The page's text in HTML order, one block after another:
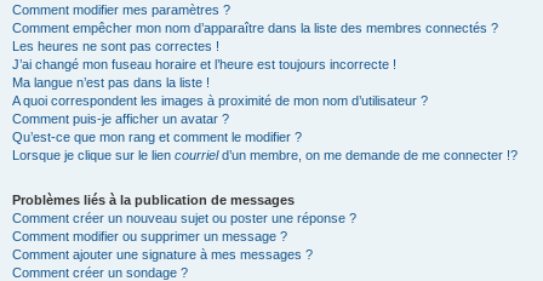
Comment modifier mes paramètres ?
Comment empêcher mon nom d’apparaître dans la liste des membres connectés ?
Les heures ne sont pas correctes !
J’ai changé mon fuseau horaire et l’heure est toujours incorrecte !
Ma langue n’est pas dans la liste !
A quoi correspondent les images à proximité de mon nom d’utilisateur ?
Comment puis-je afficher un avatar ?
Qu’est-ce que mon rang et comment le modifier ?
Lorsque je clique sur le lien courrield’un membre, on me demande de me connecter !?
Problèmes liés à la publication de messages
Comment créer un nouveau sujet ou poster une réponse ?
Comment modifier ou supprimer un message ?
Comment ajouter une signature à mes messages ?
Comment créer un sondage ?